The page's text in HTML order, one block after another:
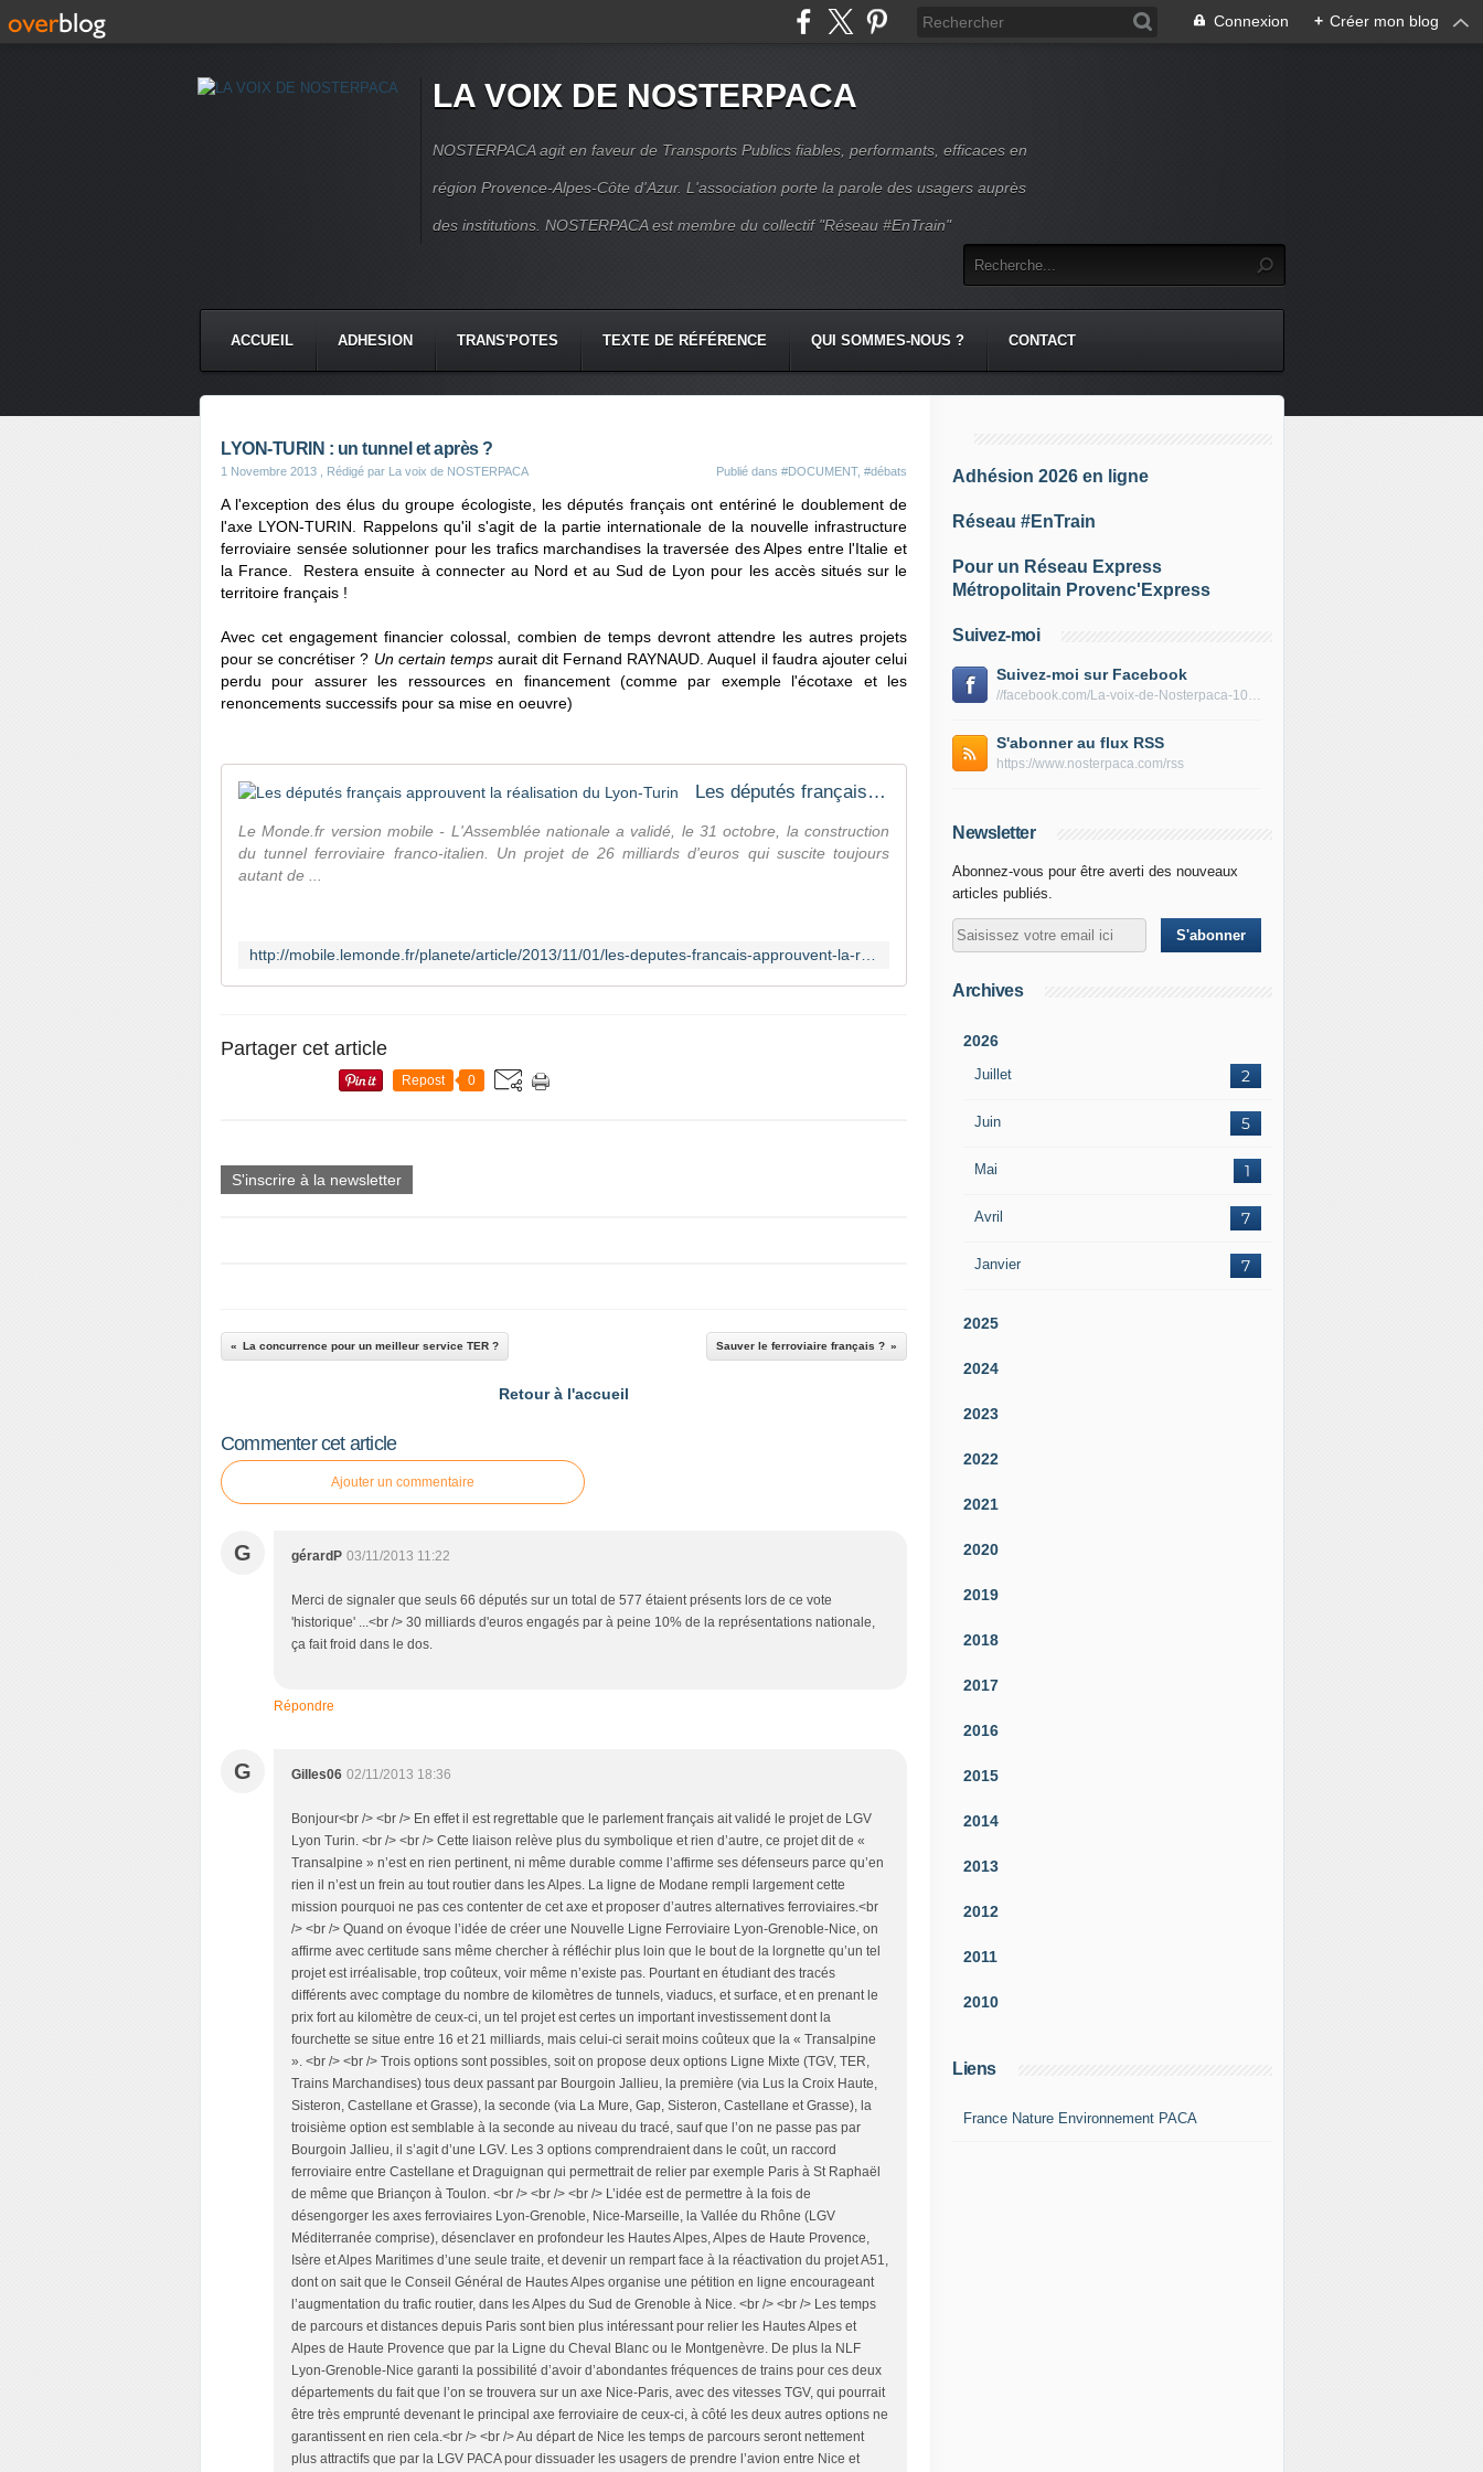
Connexion + Créer mon blog
LA VOIX DE NOSTERPACA
NOSTERPACA agit en faveur de Transports Publics fiables, performants, efficaces en
région Provence-Alpes-Côte d'Azur. L'association porte la parole des usagers auprès
des institutions. NOSTERPACA est membre du collectif "Réseau #EnTrain"
ACCUEIL ADHESION TRANS'POTES TEXTE DE RÉFÉRENCE QUI SOMMES-NOUS ? CONTACT
LYON-TURIN : un tunnel et après ?
1 Novembre 2013 , Rédigé par La voix de NOSTERPACA Publié dans #DOCUMENT, #débats
A l'exception des élus du groupe écologiste, les députés français ont entériné le doublement de
l'axe LYON-TURIN. Rappelons qu'il s'agit de la partie internationale de la nouvelle infrastructure
ferroviaire sensée solutionner pour les trafics marchandises la traversée des Alpes entre l'Italie et
la France. Restera ensuite à connecter au Nord et au Sud de Lyon pour les accès situés sur le
territoire français !
Avec cet engagement financier colossal, combien de temps devront attendre les autres projets
pour se concrétiser ? Un certain tempsaurait dit Fernand RAYNAUD. Auquel il faudra ajouter celui
perdu pour assurer les ressources en financement (comme par exemple l'écotaxe et les
renoncements successifs pour sa mise en oeuvre)
Les députés français approuvent la réalisation du Lyon-Turin
Le Monde.fr version mobile - L'Assemblée nationale a validé, le 31 octobre, la construction
du tunnel ferroviaire franco-italien. Un projet de 26 milliards d'euros qui suscite toujours
autant de ...
Partager cet article
Repost 0
S'inscrire à la newsletter
La concurrence pour un meilleur service TER ? Sauver le ferroviaire français ?
Retour à l'accueil
Commenter cet article
Ajouter un commentaire
G gérardP 03/11/2013 11:22
Merci de signaler que seuls 66 députés sur un total de 577 étaient présents lors de ce vote
'historique' ...<br /> 30 milliards d'euros engagés par à peine 10% de la représentations nationale,
ça fait froid dans le dos.
Répondre
G Gilles06 02/11/2013 18:36
Bonjour<br /> <br /> En effet il est regrettable que le parlement français ait validé le projet de LGV
Lyon Turin. <br /> <br /> Cette liaison relève plus du symbolique et rien d’autre, ce projet dit de «
Transalpine » n’est en rien pertinent, ni même durable comme l’affirme ses défenseurs parce qu’en
rien il n’est un frein au tout routier dans les Alpes. La ligne de Modane rempli largement cette
mission pourquoi ne pas ces contenter de cet axe et proposer d’autres alternatives ferroviaires.<br
/> <br /> Quand on évoque l’idée de créer une Nouvelle Ligne Ferroviaire Lyon-Grenoble-Nice, on
affirme avec certitude sans même chercher à réfléchir plus loin que le bout de la lorgnette qu’un tel
projet est irréalisable, trop coûteux, voir même n’existe pas. Pourtant en étudiant des tracés
différents avec comptage du nombre de kilomètres de tunnels, viaducs, et surface, et en prenant le
prix fort au kilomètre de ceux-ci, un tel projet est certes un important investissement dont la
fourchette se situe entre 16 et 21 milliards, mais celui-ci serait moins coûteux que la « Transalpine
». <br /> <br /> Trois options sont possibles, soit on propose deux options Ligne Mixte (TGV, TER,
Trains Marchandises) tous deux passant par Bourgoin Jallieu, la première (via Lus la Croix Haute,
Sisteron, Castellane et Grasse), la seconde (via La Mure, Gap, Sisteron, Castellane et Grasse), la
troisième option est semblable à la seconde au niveau du tracé, sauf que l’on ne passe pas par
Bourgoin Jallieu, il s’agit d’une LGV. Les 3 options comprendraient dans le coût, un raccord
ferroviaire entre Castellane et Draguignan qui permettrait de relier par exemple Paris à St Raphaël
de même que Briançon à Toulon. <br /> <br /> <br /> L’idée est de permettre à la fois de
désengorger les axes ferroviaires Lyon-Grenoble, Nice-Marseille, la Vallée du Rhône (LGV
Méditerranée comprise), désenclaver en profondeur les Hautes Alpes, Alpes de Haute Provence,
Isère et Alpes Maritimes d’une seule traite, et devenir un rempart face à la réactivation du projet A51,
dont on sait que le Conseil Général de Hautes Alpes organise une pétition en ligne encourageant
l’augmentation du trafic routier, dans les Alpes du Sud de Grenoble à Nice. <br /> <br /> Les temps
de parcours et distances depuis Paris sont bien plus intéressant pour relier les Hautes Alpes et
Alpes de Haute Provence que par la Ligne du Cheval Blanc ou le Montgenèvre. De plus la NLF
Lyon-Grenoble-Nice garanti la possibilité d’avoir d’abondantes fréquences de trains pour ces deux
départements du fait que l’on se trouvera sur un axe Nice-Paris, avec des vitesses TGV, qui pourrait
être très emprunté devenant le principal axe ferroviaire de ceux-ci, à côté les deux autres options ne
garantissent en rien cela.<br /> <br /> Au départ de Nice les temps de parcours seront nettement
plus attractifs que par la LGV PACA pour dissuader les usagers de prendre l’avion entre Nice et
Adhésion 2026 en ligne
Réseau #EnTrain
Pour un Réseau Express
Métropolitain Provenc'Express
Suivez-moi
Suivez-moi sur Facebook
//facebook.com/La-voix-de-Nosterpaca-106434384284735
S'abonner au flux RSS
https://www.nosterpaca.com/rss
Newsletter
Abonnez-vous pour être averti des nouveaux
articles publiés.
Archives
2026
Juillet 2
Juin 5
Mai 1
Avril 7
Janvier 7
2025
2024
2023
2022
2021
2020
2019
2018
2017
2016
2015
2014
2013
2012
2011
2010
Liens
France Nature Environnement PACA